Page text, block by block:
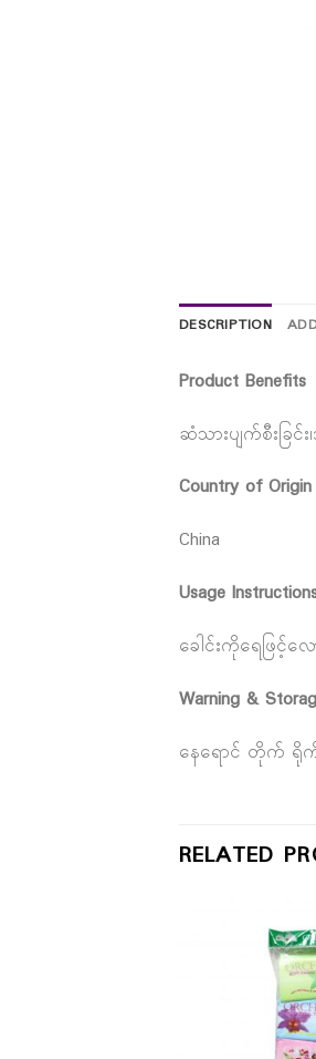
DESCRIPTION
Product Benefits
ဆံသားပျက်စီးခြင်
Country of Origin
China
Usage
ခေါင်းကိုရေဖြင့်
Warning &
နေရောင် တိုက် ရို
RELATED